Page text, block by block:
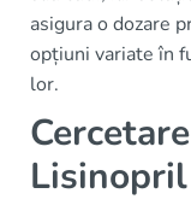
asigura o dozare
opțiuni variate în
lor.
Lisinopril